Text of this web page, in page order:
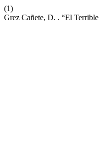
(1)
Grez Cañete, D. . “El